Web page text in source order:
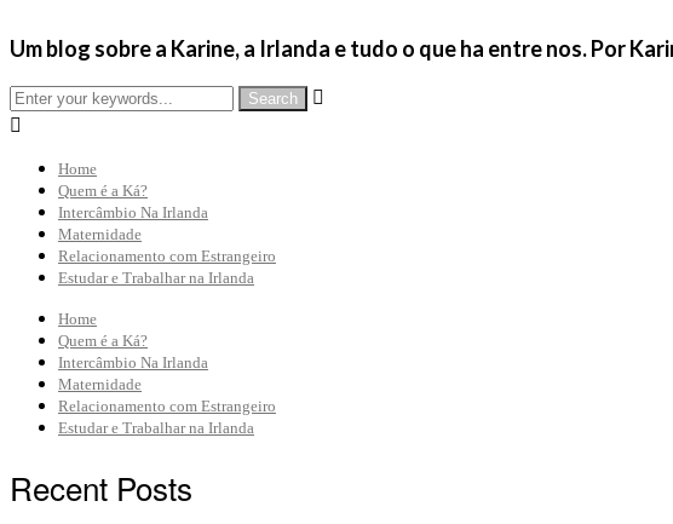
Um blog sobre a Karine, a Irlanda e tudo o que ha entre nos. Por


Home
Quem é a Ká?
Intercâmbio Na Irlanda
Maternidade
Relacionamento com Estrangeiro
Estudar e Trabalhar na Irlanda
Home
Quem é a Ká?
Intercâmbio Na Irlanda
Maternidade
Relacionamento com Estrangeiro
Estudar e Trabalhar na Irlanda
Recent Posts